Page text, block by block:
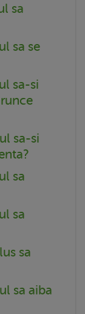
sa
sa se
sa-si
sa-si
sa
sa
sa
sa aiba